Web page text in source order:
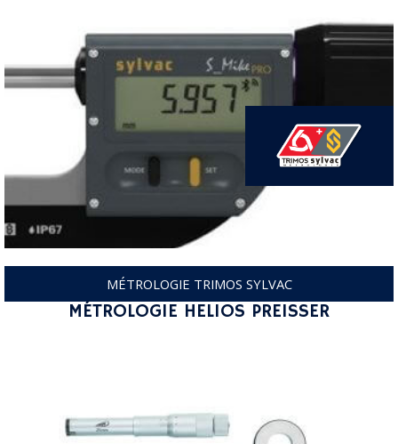
MÉTROLOGIE TRIMOS SYLVAC
MÉTROLOGIE HELIOS PREISSER